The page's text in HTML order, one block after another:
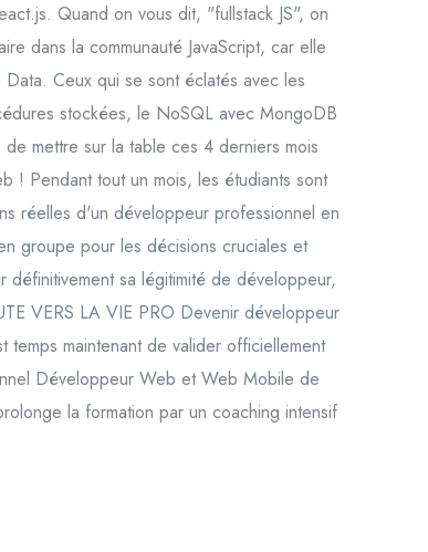
Quand on vous dit, "fullstack JS", on
dans la communauté JavaScript, car elle
Ceux qui se sont éclatés avec les
stockées, le NoSQL avec MongoDB
mettre sur la table ces 4 derniers mois
! Pendant tout un mois, les étudiants sont
réelles d'un développeur professionnel en
groupe pour les décisions cruciales et
sa légitimité de développeur,
VERS LA VIE PRO Devenir développeur
maintenant de valider officiellement
Développeur Web et Web Mobile de
la formation par un coaching intensif